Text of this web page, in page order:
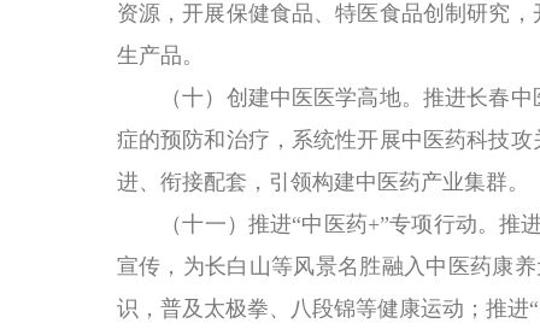
资源，开展保健食品、特医食品创制研究
生产品。
（十）创建中医医学高地。 推进长春中
症的预防和治疗，系统性开展中医药科技
进、衔接配套，引领构建中医药产业集群。
（十一）推进“中医药+”专项行动。推
宣传，为长白山等风景名胜融入中医药康
识，普及太极拳、八段锦等健康运动；推